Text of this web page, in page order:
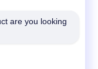
are you looking